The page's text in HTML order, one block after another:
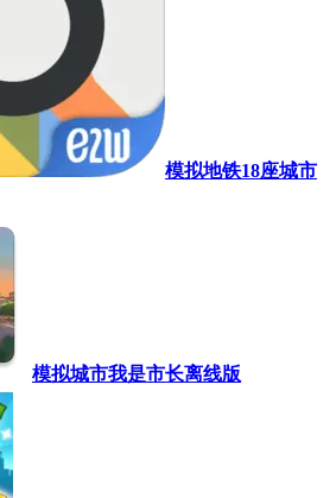
模拟地铁18座城市
模拟城市我是市长离线版